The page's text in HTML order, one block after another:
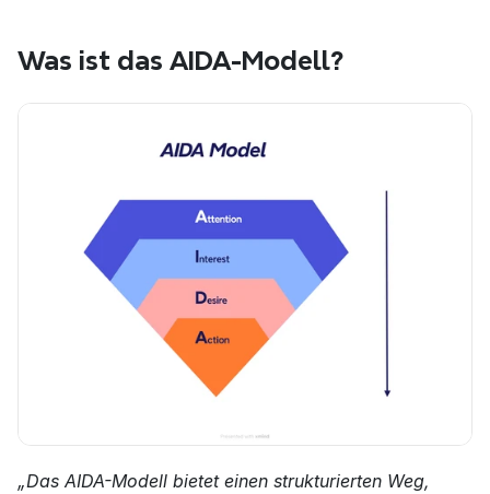
Was ist das AIDA-Modell?
„Das AIDA-Modell bietet einen strukturierten Weg,